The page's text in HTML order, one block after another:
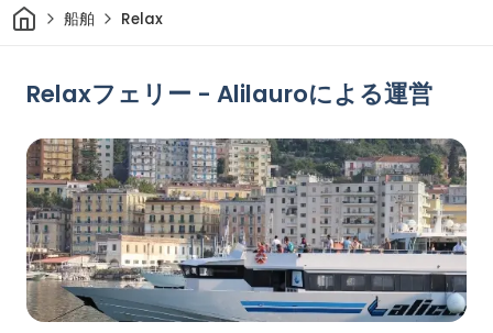
家 船舶 Relax
Relaxフェリー - Alilauroによる運営